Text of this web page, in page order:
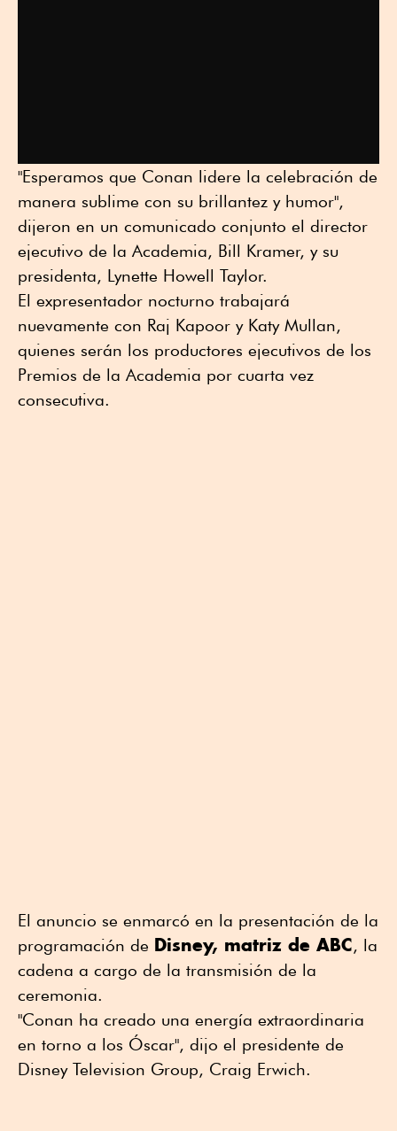
"Esperamos que Conan lidere la celebración de
manera sublime con su brillantez y humor",
dijeron en un comunicado conjunto el director
ejecutivo de la Academia, Bill Kramer, y su
presidenta, Lynette Howell Taylor.
El expresentador nocturno trabajará
nuevamente con Raj Kapoor y Katy Mullan,
quienes serán los productores ejecutivos de los
Premios de la Academia por cuarta vez
consecutiva.
El anuncio se enmarcó en la presentación de la
programación de Disney, matriz de ABC, la
cadena a cargo de la transmisión de la
ceremonia.
"Conan ha creado una energía extraordinaria
en torno a los Óscar", dijo el presidente de
Disney Television Group, Craig Erwich.